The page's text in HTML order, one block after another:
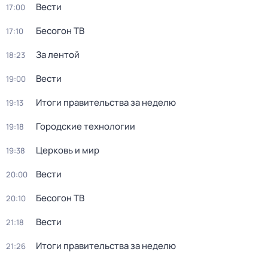
17:00 Вести
17:10 Бесогон ТВ
18:23 За лентой
19:00 Вести
19:13 Итоги правительства за неделю
19:18 Городские технологии
19:38 Церковь и мир
20:00 Вести
20:10 Бесогон ТВ
21:18 Вести
21:26 Итоги правительства за неделю